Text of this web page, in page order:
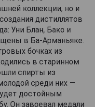
коллекции, но и
дистиллятов
Уни Блан, Бако и
в Ба-Арманьяке.
бочках из
в старинном
спирты из
среди них —
достойным
Он завоевал медали